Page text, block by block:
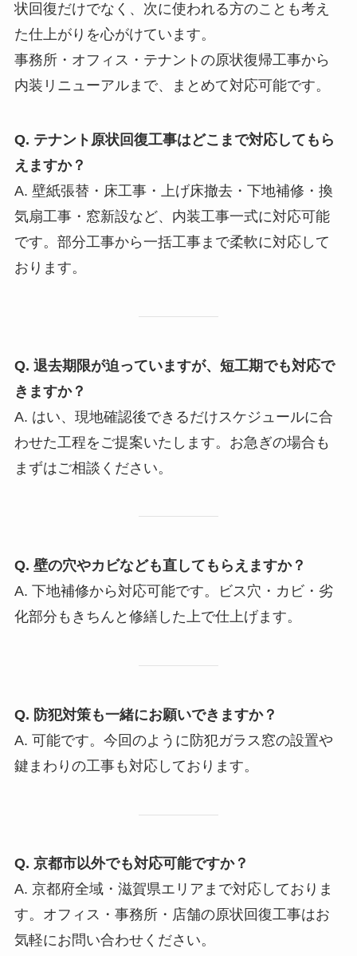
状回復だけでなく、次に使われる方のことも考え
た仕上がりを心がけています。
事務所・オフィス・テナントの原状復帰工事から
内装リニューアルまで、まとめて対応可能です。
Q. テナント原状回復工事はどこまで対応してもら
えますか？
A. 壁紙張替・床工事・上げ床撤去・下地補修・換
気扇工事・窓新設など、内装工事一式に対応可能
です。部分工事から一括工事まで柔軟に対応して
おります。
Q. 退去期限が迫っていますが、短工期でも対応で
きますか？
A. はい、現地確認後できるだけスケジュールに合
わせた工程をご提案いたします。お急ぎの場合も
まずはご相談ください。
Q. 壁の穴やカビなども直してもらえますか？
A. 下地補修から対応可能です。ビス穴・カビ・劣
化部分もきちんと修繕した上で仕上げます。
Q. 防犯対策も一緒にお願いできますか？
A. 可能です。今回のように防犯ガラス窓の設置や
鍵まわりの工事も対応しております。
Q. 京都市以外でも対応可能ですか？
A. 京都府全域・滋賀県エリアまで対応しておりま
す。オフィス・事務所・店舗の原状回復工事はお
気軽にお問い合わせください。